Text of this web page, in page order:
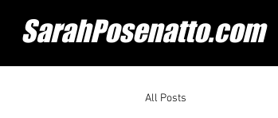
SarahPosenatto.com
All Posts